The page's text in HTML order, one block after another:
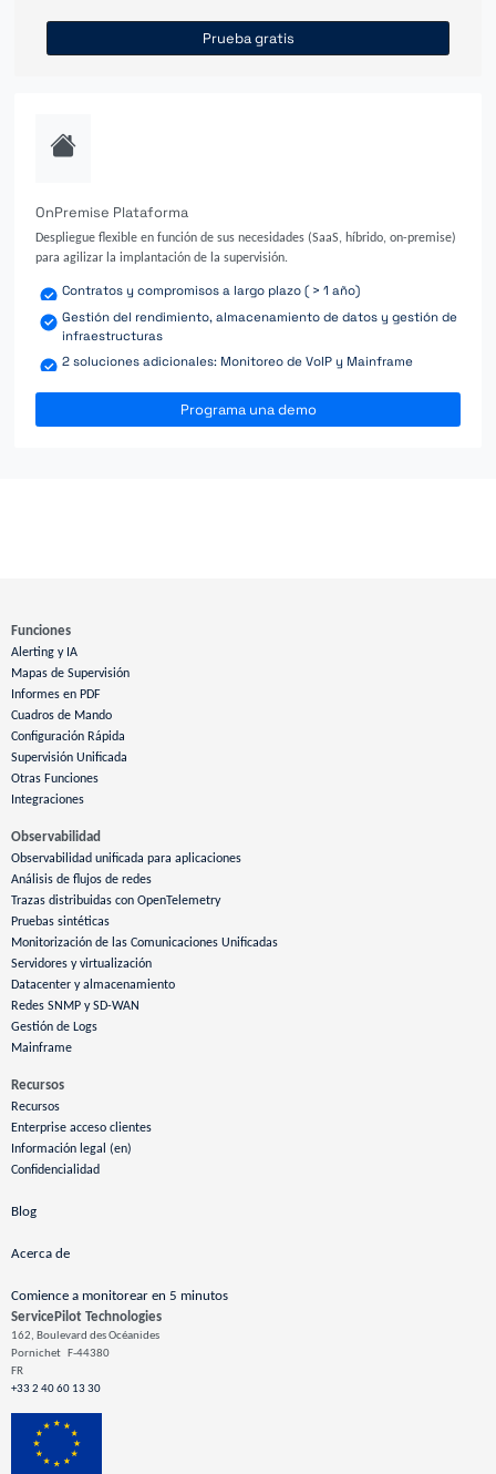
Prueba gratis
OnPremise Plataforma
Despliegue flexible en función de sus necesidades (SaaS, híbrido, on-premise)
para agilizar la implantación de la supervisión.
Contratos y compromisos a largo plazo ( > 1 año)
Gestión del rendimiento, almacenamiento de datos y gestión de
infraestructuras
2 soluciones adicionales: Monitoreo de VoIP y Mainframe
Programa una demo
ServicePilot Technologies
162, Boulevard des Océanides
Pornichet
F-44380
FR
+33 2 40 60 13 30
Funciones
Alerting y IA
Mapas de Supervisión
Informes en PDF
Cuadros de Mando
Configuración Rápida
Supervisión Unificada
Otras Funciones
Integraciones
Observabilidad
Observabilidad unificada para aplicaciones
Análisis de flujos de redes
Trazas distribuidas con OpenTelemetry
Pruebas sintéticas
Monitorización de las Comunicaciones Unificadas
Servidores y virtualización
Datacenter y almacenamiento
Redes SNMP y SD-WAN
Gestión de Logs
Mainframe
Recursos
Recursos
Enterprise acceso clientes
Información legal (en)
Confidencialidad
Blog
Acerca de
Comience a monitorear en 5 minutos